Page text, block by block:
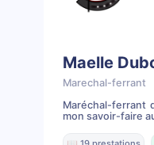
Maelle
Marechal-ferrant
Maréchal-ferrant
mon savoir-faire